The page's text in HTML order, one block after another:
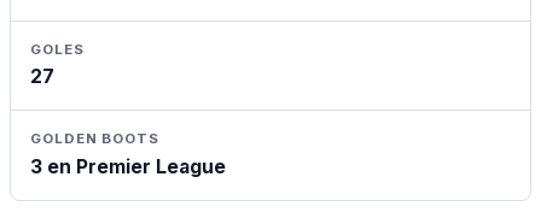
GOLES
27
GOLDEN BOOTS
3 en Premier League